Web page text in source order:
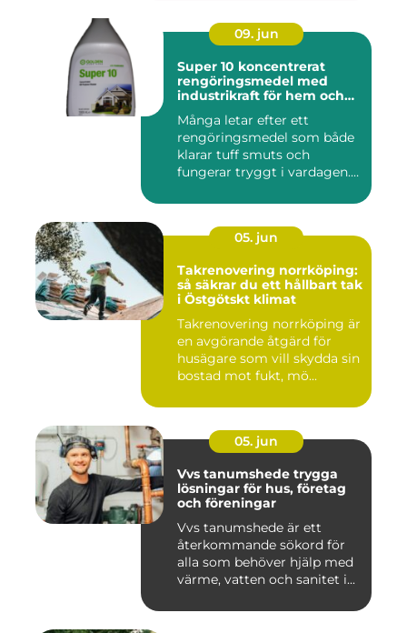
09. jun
Super 10 koncentrerat
rengöringsmedel med
industrikraft för hem och
Många letar efter ett
rengöringsmedel som både
klarar tuff smuts och
fungerar tryggt i vardagen.
05. jun
Takrenovering norrköping:
så säkrar du ett hållbart tak
i Östgötskt klimat
Takrenovering norrköping är
en avgörande åtgärd för
husägare som vill skydda sin
bostad mot fukt, mö...
05. jun
Vvs tanumshede trygga
lösningar för hus, företag
och föreningar
Vvs tanumshede är ett
återkommande sökord för
alla som behöver hjälp med
värme, vatten och sanitet i...